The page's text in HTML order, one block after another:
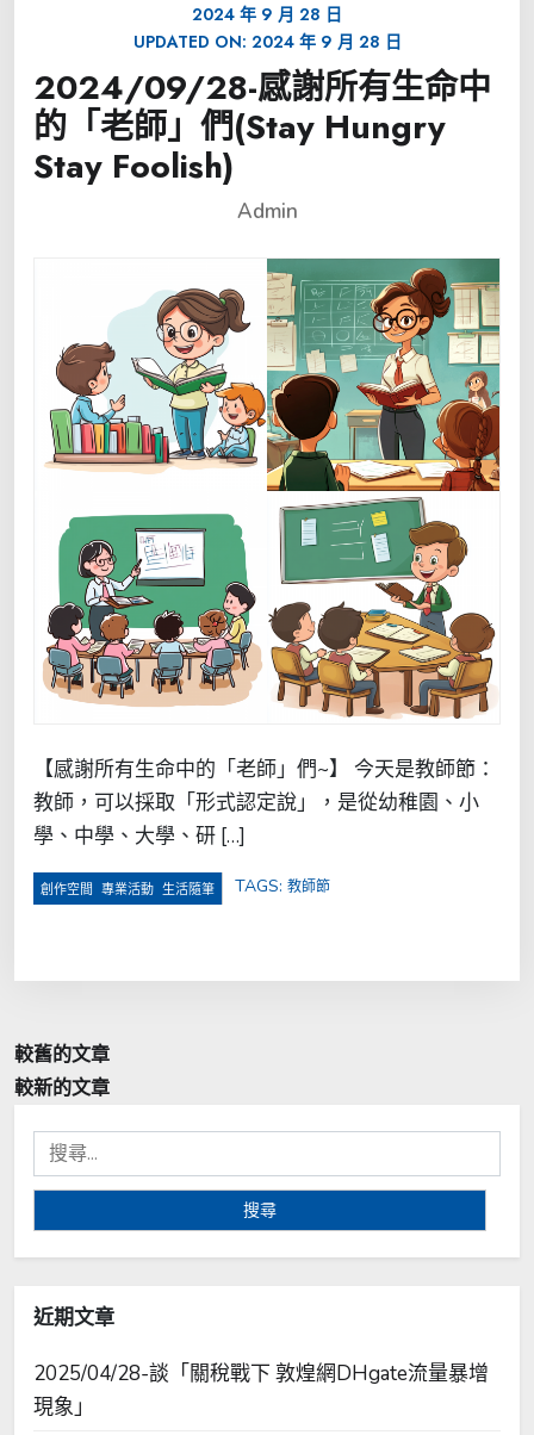
2024 年 9 月 28 日
UPDATED ON: 2024 年 9 月 28 日
2024/09/28-感謝所有生命中
的「老師」們(Stay Hungry
Stay Foolish)
Admin
【感謝所有生命中的「老師」們~】 今天是教師節：
教師，可以採取「形式認定說」，是從幼稚園、小
學、中學、大學、研 […]
創作空間 專業活動 生活隨筆 TAGS: 教師節
文
章
導
覽
較舊的文章
較新的文章
搜
尋
近期文章
2025/04/28-談「關稅戰下 敦煌網DHgate流量暴增
現象」